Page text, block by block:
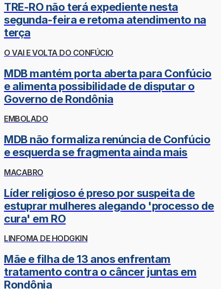
TRE-RO não terá expediente nesta
segunda-feira e retoma atendimento na
terça
O VAI E VOLTA DO CONFÚCIO
MDB mantém porta aberta para Confúcio
e alimenta possibilidade de disputar o
Governo de Rondônia
EMBOLADO
MDB não formaliza renúncia de Confúcio
e esquerda se fragmenta ainda mais
MACABRO
Líder religioso é preso por suspeita de
estuprar mulheres alegando 'processo de
cura' em RO
LINFOMA DE HODGKIN
Mãe e filha de 13 anos enfrentam
tratamento contra o câncer juntas em
Rondônia